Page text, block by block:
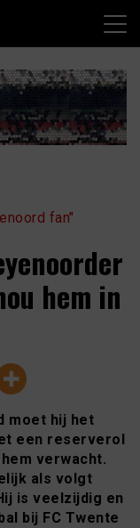
fan"
hem in
moet hij het
een reserverol
verwacht.
als volgt
is veelzijdig en
bij FC Twente